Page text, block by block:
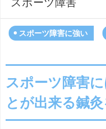
スポーツ障害
スポーツ障害に強い
スポーツ障害
とが出来る鍼灸